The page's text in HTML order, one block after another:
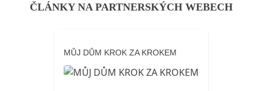
ČLÁNKY NA PARTNERSKÝCH WEBECH
MŮJ DŮM KROK ZA KROKEM